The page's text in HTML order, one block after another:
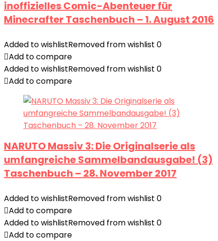
inoffizielles Comic-Abenteuer für
Minecrafter Taschenbuch – 1. August 2016
Added to wishlistRemoved from wishlist 0
Add to compare
Added to wishlistRemoved from wishlist 0
Add to compare
NARUTO Massiv 3: Die Originalserie als
umfangreiche Sammelbandausgabe! (3)
Taschenbuch – 28. November 2017
Added to wishlistRemoved from wishlist 0
Add to compare
Added to wishlistRemoved from wishlist 0
Add to compare